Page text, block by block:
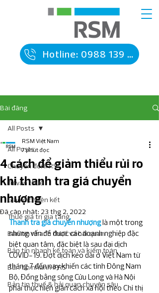
Hotline: 0988 139 090
Bài đăng
All Posts
Chuyển đổi IFRS
Tư vấn thuế
Giao dịch liên kết
Thuế giá trị gia tăng
Bản tin nhanh thuế và hải quan
Bản tin nhanh kế toán và kiểm toán
Bản tin nhanh IFRS
Bản tin thuế & hải quan chuyên sâu
All Posts
4 cách để giảm thiểu rủi ro
khi thanh tra giá chuyển
nhượng
RSM Việt Nam
7 phút đọc
Đã cập nhật: 23 thg 2, 2022
Thanh tra giá chuyển nhượng là một trong
những vấn đề được các doanh nghiệp đặc
biệt quan tâm, đặc biệt là sau đại dịch
COVID-19. Đợt dịch kéo dài ở Việt Nam từ
tháng 7 đến nay khiến các tỉnh Đông Nam
Bộ, Đồng bằng sông Cửu Long và Hà Nội
phải thực hiện giãn cách xã hội theo Chỉ thị